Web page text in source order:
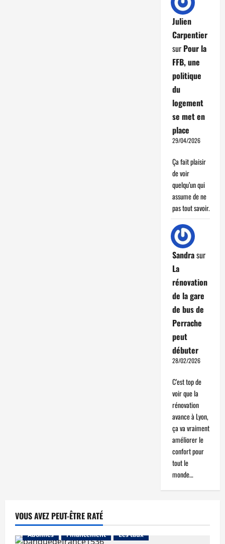
Julien
Carpentier
sur Pour la
FFB, une
politique
du
logement
se met en
place
29/04/2026
Ça fait plaisir
de voir
quelqu’un qui
assume de ne
pas tout savoir.
Sandrasur
La
rénovation
de la gare
de bus de
Perrache
peut
débuter
28/02/2026
C’est top de
voir que la
rénovation
avance à Lyon,
ça va vraiment
améliorer le
confort pour
tout le
monde…
VOUS AVEZ PEUT-ÊTRE RATÉ
Abonnés Financement Les taux